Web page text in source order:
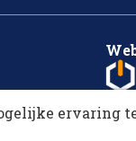
ervaring